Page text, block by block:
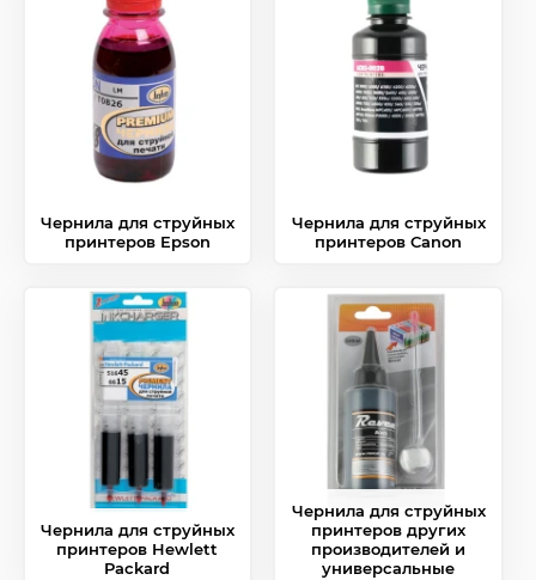
Чернила для струйных
принтеров Epson
Чернила для струйных
принтеров Canon
Чернила для струйных
принтеров Hewlett
Packard
Чернила для струйных
принтеров других
производителей и
универсальные